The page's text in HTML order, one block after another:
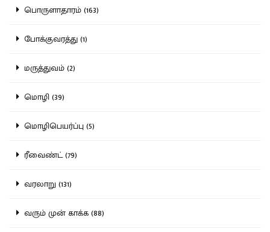
பொருளாதாரம் (163)
போக்குவரத்து (1)
மருத்துவம் (2)
மொழி (39)
மொழிபெயர்ப்பு (5)
ரீவைண்ட் (79)
வரலாறு (131)
வரும் முன் காக்க (88)